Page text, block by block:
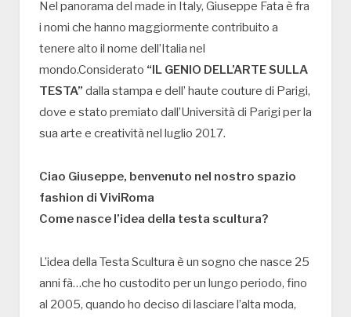
Nel panorama del made in Italy, Giuseppe Fata è fra
i nomi che hanno maggiormente contribuito a
tenere alto il nome dell’Italia nel
mondo.Considerato “IL GENIO DELL’ARTE SULLA
TESTA” dalla stampa e dell’ haute couture di Parigi,
dove e stato premiato dall’Università di Parigi per la
sua arte e creatività nel luglio 2017.
Ciao Giuseppe, benvenuto nel nostro spazio
fashion di ViviRoma
Come nasce l’idea della testa scultura?
L’idea della Testa Scultura è un sogno che nasce 25
anni fà…che ho custodito per un lungo periodo, fino
al 2005, quando ho deciso di lasciare l’alta moda,